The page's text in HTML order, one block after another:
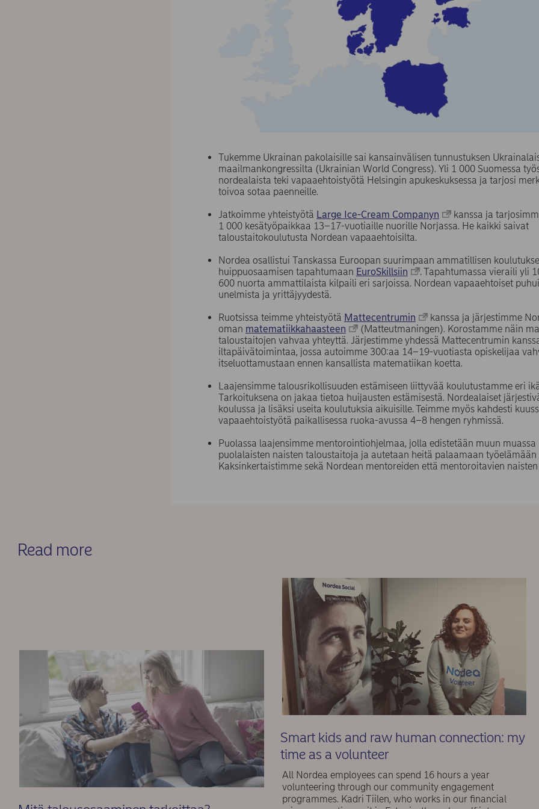
Tukemme Ukrainan pakolaisille sai kansainvälisen tunnustuksen
maailmankongressilta (Ukrainian World Congress). Yli 1 000 Suomessa
nordealaista teki vapaaehtoistyötä Helsingin apukeskuksessa ja tarjosi
toivoa sotaa paenneille.
Jatkoimme yhteistyötä Large Ice-Cream Companyn
kanssa ja
1 000 kesätyöpaikkaa 13–17-vuotiaille nuorille Norjassa. He kaikki saivat
taloustaitokoulutusta Nordean vapaaehtoisilta.
Nordea osallistui Tanskassa Euroopan suurimpaan ammatillisen
huippuosaamisen tapahtumaan EuroSkillsiin
. Tapahtumassa vieraili yli
600 nuorta ammattilaista kilpaili eri sarjoissa. Nordean vapaaehtoiset
unelmista ja yrittäjyydestä.
Ruotsissa teimme yhteistyötä Mattecentrumin
kanssa ja järjestimme
oman matematiikkahaasteen
(Matteutmaningen). Korostamme näin
taloustaitojen vahvaa yhteyttä. Järjestimme yhdessä Mattecentrumin
iltapäivätoimintaa, jossa autoimme 300:aa 14–19-vuotiasta opiskelijaa
itseluottamustaan ennen kansallista matematiikan koetta.
Laajensimme talousrikollisuuden estämiseen liittyvää koulutustamme eri
Tarkoituksena on jakaa tietoa huijausten estämisestä. Nordealaiset
koulussa ja lisäksi useita koulutuksia aikuisille. Teimme myös kahdesti
vapaaehtoistyötä paikallisessa ruoka-avussa 4–8 hengen ryhmissä.
Puolassa laajensimme mentorointiohjelmaa, jolla edistetään muun
puolalaisten naisten taloustaitoja ja autetaan heitä palaamaan työelämään
Kaksinkertaistimme sekä Nordean mentoreiden että mentoroitavien
Read more
Smart kids and raw human connection: my
time as a volunteer
All Nordea employees can spend 16 hours a year
volunteering through our community engagement
programmes. Kadri Tiilen, who works in our financial